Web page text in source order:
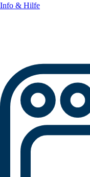
Info & Hilfe